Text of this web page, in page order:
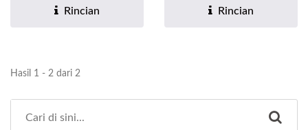
Efisiensi...
Rincian
sel, menghilangkan...
Rincian
Hasil 1 - 2 dari 2